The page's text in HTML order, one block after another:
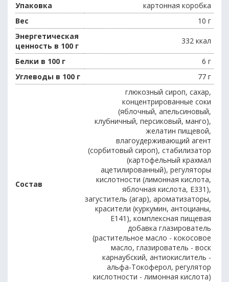
Упаковка
картонная коробка
Вес
10 г
Энергетическая
ценность в 100 г
332 ккал
Белки в 100 г
6 г
Углеводы в 100 г
77 г
Состав
глюкозный сироп, сахар,
концентрированные соки
(яблочный, апельсиновый,
клубничный, персиковый, манго),
желатин пищевой,
влагоудерживающий агент
(сорбитовый сироп), стабилизатор
(картофельный крахмал
ацетилированный), регуляторы
кислотности (лимонная кислота,
яблочная кислота, E331),
загуститель (агар), ароматизаторы,
красители (куркумин, антоцианы,
E141), комплексная пищевая
добавка глазирователь
(растительное масло - кокосовое
масло, глазирователь - воск
карнаубский, антиокислитель -
альфа-Токоферол, регулятор
кислотности - лимонная кислота)